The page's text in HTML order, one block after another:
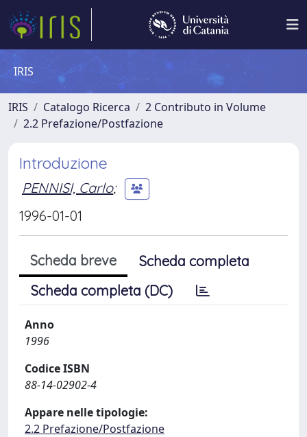
IRIS
IRIS Catalogo Ricerca
2 Contributo in Volume
2.2 Prefazione/Postfazione
Introduzione
PENNISI, Carlo;
1996-01-01
Scheda breve
Scheda completa
Scheda completa (DC)
Anno
1996
Codice ISBN
88-14-02902-4
Appare nelle tipologie:
2.2 Prefazione/Postfazione